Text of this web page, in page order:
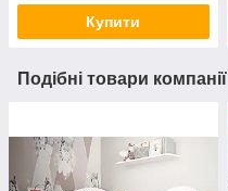
Купити
Подібні товари компанії